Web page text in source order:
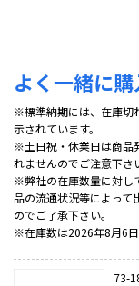
よく一緒に
※標準納期には、在庫切
示されています。
※土日祝・休業日は商品
れませんのでご注意下さ
※弊社の在庫数量に対し
品の流通状況等によって
のでご了承下さい。
※在庫数は2026年8月6日
73-